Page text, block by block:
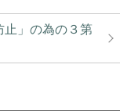
止」の為の３第